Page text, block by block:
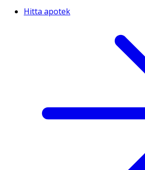
Hitta apotek